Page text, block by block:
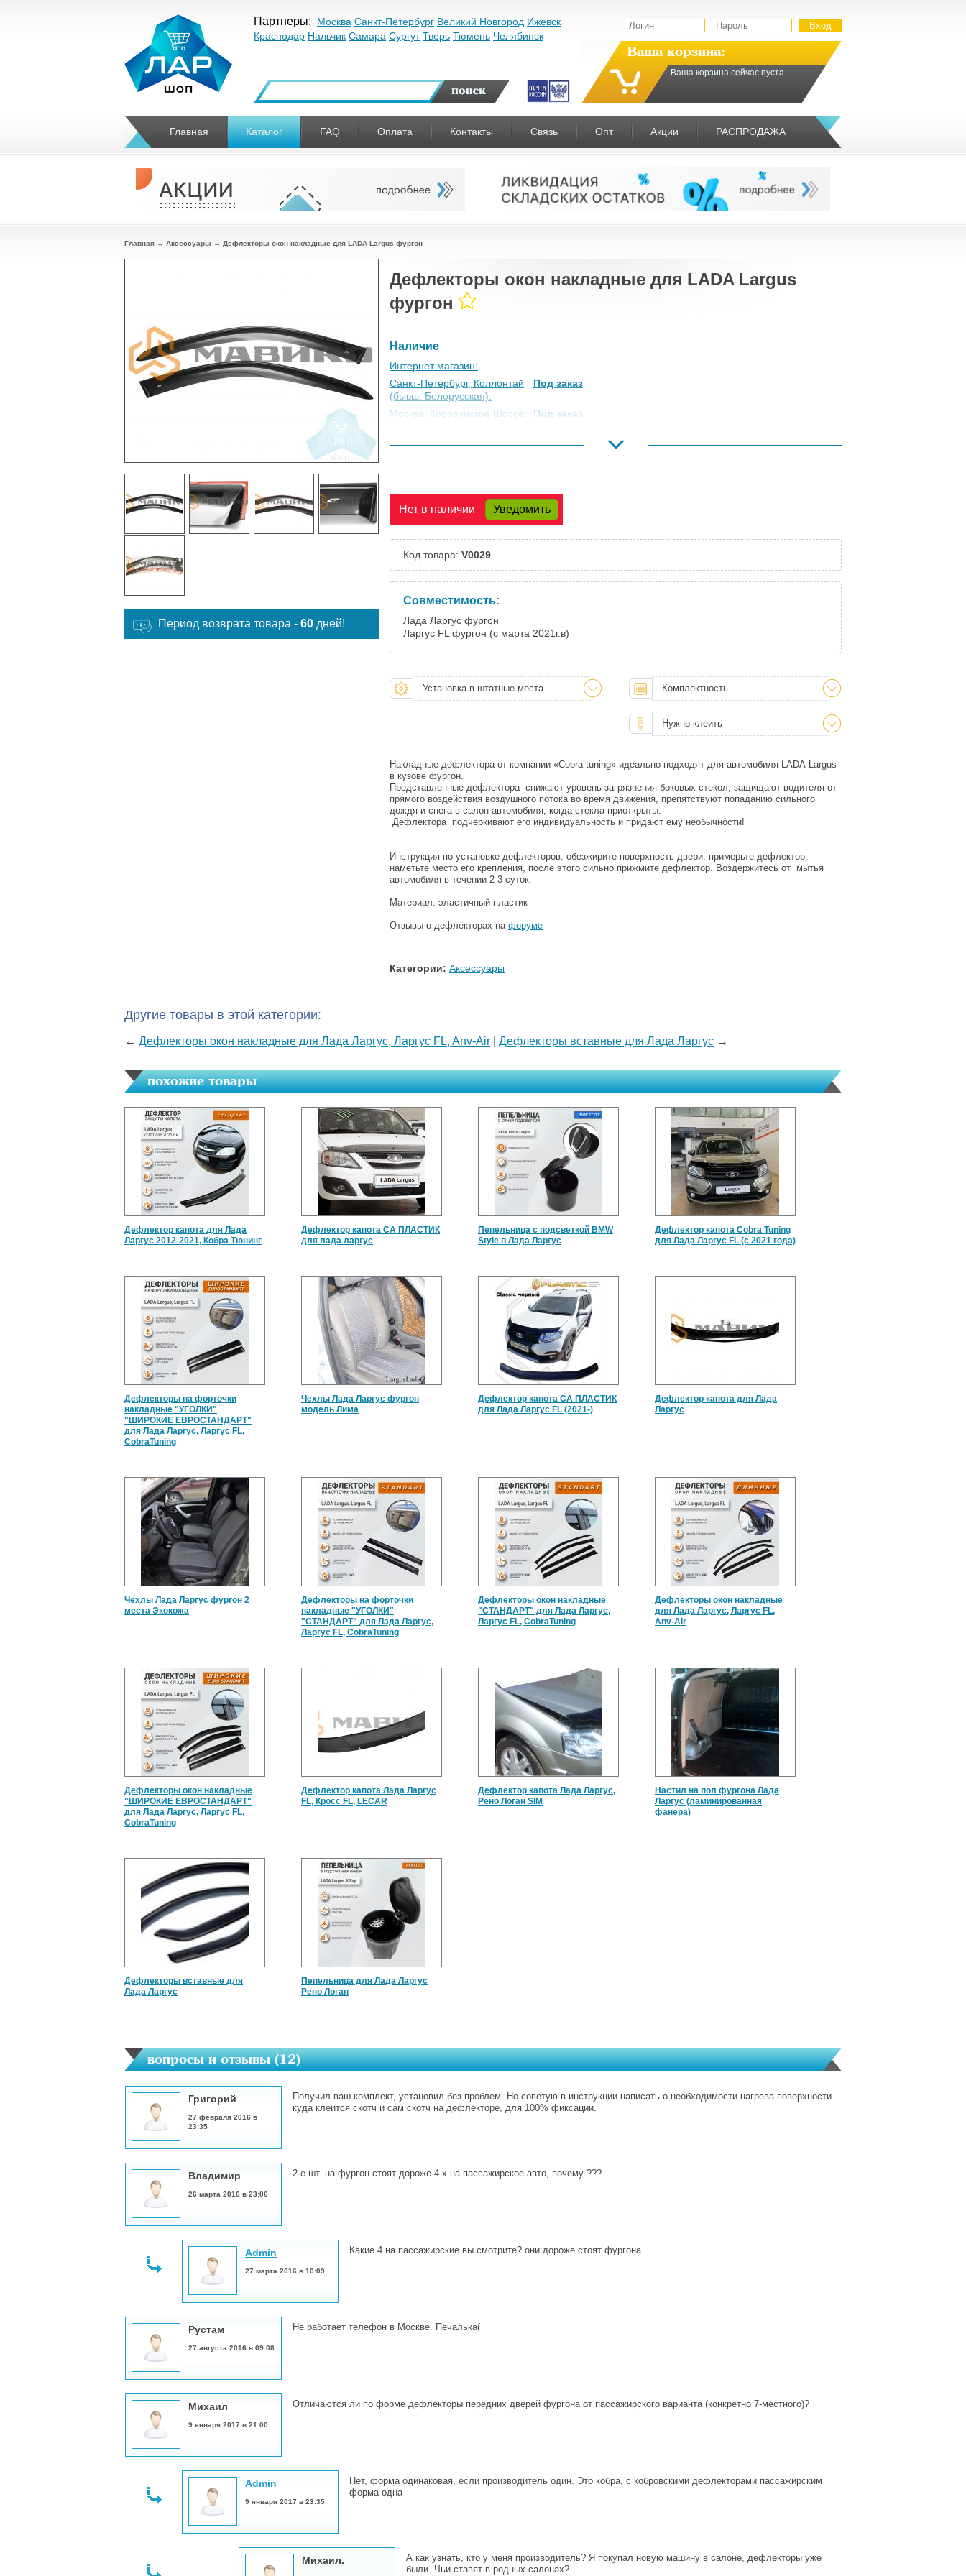
Партнеры: Москва Санкт-Петербург Великий Новгород Ижевск
Краснодар Нальчик Самара Сургут Тверь Тюмень Челябинск
Ваша корзина:
Ваша корзина сейчас пуста.
Главная Каталог FAQ Оплата Контакты Связь Опт Акции РАСПРОДАЖА
Главная → Аксессуары → Дефлекторы окон накладные для LADA Largus фургон
Период возврата товара - 60 дней!
Дефлекторы окон накладные для LADA Largus
фургон
Наличие
Интернет магазин:
Санкт-Петербург, Коллонтай
(бывш. Белорусская):
Под заказ
Москва, Коровинское Шоссе:
Под заказ
Великий Новгород:
Под заказ
Под заказ
Тверь:
Под заказ
Челябинск:
Нет в наличии Уведомить
Код товара: V0029
Совместимость:
Лада Ларгус фургон
Ларгус FL фургон (с марта 2021г.в)
Установка в штатные места Комплектность
Нужно клеить
Накладные дефлектора от компании «Cobra tuning» идеально подходят для автомобиля LADA Largus
в кузове фургон.
Представленные дефлектора снижают уровень загрязнения боковых стекол, защищают водителя от
прямого воздействия воздушного потока во время движения, препятствуют попаданию сильного
дождя и снега в салон автомобиля, когда стекла приоткрыты.
Дефлектора подчеркивают его индивидуальность и придают ему необычности!
Инструкция по установке дефлекторов: обезжирите поверхность двери, примерьте дефлектор,
наметьте место его крепления, после этого сильно прижмите дефлектор. Воздержитесь от мытья
автомобиля в течении 2-3 суток.
Материал: эластичный пластик
Отзывы о дефлекторах на форуме
Категории: Аксессуары
Другие товары в этой категории:
← Дефлекторы окон накладные для Лада Ларгус, Ларгус FL, Anv-Air Дефлекторы вставные для Лада Ларгус →
похожие товары
Дефлектор капота для Лада
Ларгус 2012-2021, Кобра Тюнинг
Дефлектор капота СА ПЛАСТИК
для лада ларгус
Пепельница с подсветкой BMW
Style в Лада Ларгус
Дефлектор капота Cobra Tuning
для Лада Ларгус FL (c 2021 года)
Дефлекторы на форточки
накладные "УГОЛКИ"
"ШИРОКИЕ ЕВРОСТАНДАРТ"
для Лада Ларгус, Ларгус FL,
CobraTuning
Чехлы Лада Ларгус фургон
модель Лима
Дефлектор капота СА ПЛАСТИК
для Лада Ларгус FL (2021-)
Дефлектор капота для Лада
Ларгус
Чехлы Лада Ларгус фургон 2
места Экокожа
Дефлекторы на форточки
накладные "УГОЛКИ"
"СТАНДАРТ" для Лада Ларгус,
Ларгус FL, CobraTuning
Дефлекторы окон накладные
"СТАНДАРТ" для Лада Ларгус,
Ларгус FL, CobraTuning
Дефлекторы окон накладные
для Лада Ларгус, Ларгус FL,
Anv-Air
Дефлекторы окон накладные
"ШИРОКИЕ ЕВРОСТАНДАРТ"
для Лада Ларгус, Ларгус FL,
CobraTuning
Дефлектор капота Лада Ларгус
FL, Кросс FL, LECAR
Дефлектор капота Лада Ларгус,
Рено Логан SIM
Настил на пол фургона Лада
Ларгус (ламинированная
фанера)
Дефлекторы вставные для
Лада Ларгус
Пепельница для Лада Ларгус
Рено Логан
вопросы и отзывы (12)
Григорий
27 февраля 2016 в
23:35
Получил ваш комплект, установил без проблем. Но советую в инструкции написать о необходимости нагрева поверхности
куда клеится скотч и сам скотч на дефлекторе, для 100% фиксации.
Владимир
26 марта 2016 в 23:06
2-е шт. на фургон стоят дороже 4-х на пассажирское авто, почему ???
Admin
27 марта 2016 в 10:09
Какие 4 на пассажирские вы смотрите? они дороже стоят фургона
Рустам
27 августа 2016 в 09:08
Не работает телефон в Москве. Печалька(
Михаил
9 января 2017 в 21:00
Отличаются ли по форме дефлекторы передних дверей фургона от пассажирского варианта (конкретно 7-местного)?
Admin
9 января 2017 в 23:35
Нет, форма одинаковая, если производитель один. Это кобра, с кобровскими дефлекторами пассажирским
форма одна
Михаил.
А как узнать, кто у меня производитель? Я покупал новую машину в салоне, дефлекторы уже
были. Чьи ставят в родных салонах?